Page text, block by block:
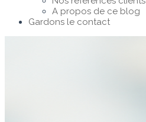
A propos de ce blog
Gardons le contact